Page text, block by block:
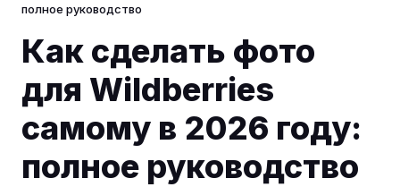
полное руководство
Как сделать фото
для Wildberries
самому в 2026 году:
полное руководство